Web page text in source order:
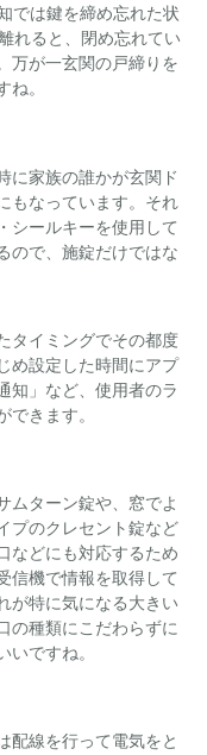
では鍵を締め忘れた状
れると、閉め忘れてい
万が一玄関の戸締りを
。
に家族の誰かが玄関ド
もなっています。それ
シールキーを使用して
ので、施錠だけではな
タイミングでその都度
め設定した時間にアプ
知」など、使用者のラ
きます。
ムターン錠や、窓でよ
プのクレセント錠など
などにも対応するため
信機で情報を取得して
が特に気になる大きい
の種類にこだわらずに
ですね。
配線を行って電気をと